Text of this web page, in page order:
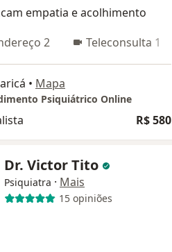
empatia e acolhimento
2 Teleconsulta 1
• Mapa
Psiquiátrico Online
R$ 580
Dr. Victor Tito
Psiquiatra · Mais
15 opiniões